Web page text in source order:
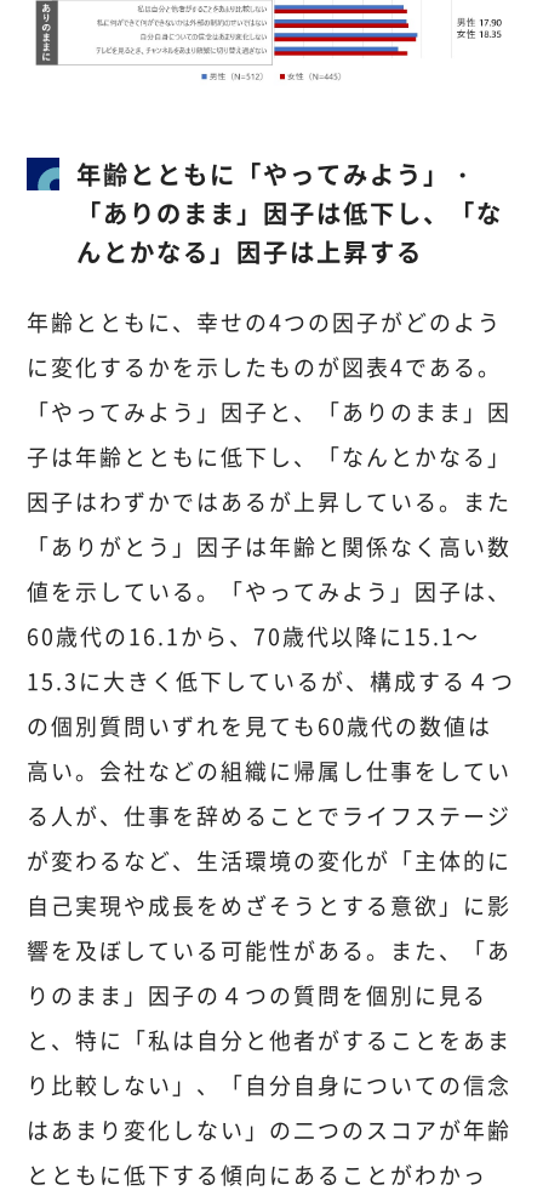
年齢とともに「やってみよう」・
「ありのまま」因子は低下し、「な
んとかなる」因子は上昇する
年齢とともに、幸せの4つの因子がどのよう
に変化するかを示したものが図表4である。
「やってみよう」因子と、「ありのまま」因
子は年齢とともに低下し、「なんとかなる」
因子はわずかではあるが上昇している。また
「ありがとう」因子は年齢と関係なく高い数
値を示している。「やってみよう」因子は、
60歳代の16.1から、70歳代以降に15.1～
15.3に大きく低下しているが、構成する４つ
の個別質問いずれを見ても60歳代の数値は
高い。会社などの組織に帰属し仕事をしてい
る人が、仕事を辞めることでライフステージ
が変わるなど、生活環境の変化が「主体的に
自己実現や成長をめざそうとする意欲」に影
響を及ぼしている可能性がある。また、「あ
りのまま」因子の４つの質問を個別に見る
と、特に「私は自分と他者がすることをあま
り比較しない」、「自分自身についての信念
はあまり変化しない」の二つのスコアが年齢
とともに低下する傾向にあることがわかっ